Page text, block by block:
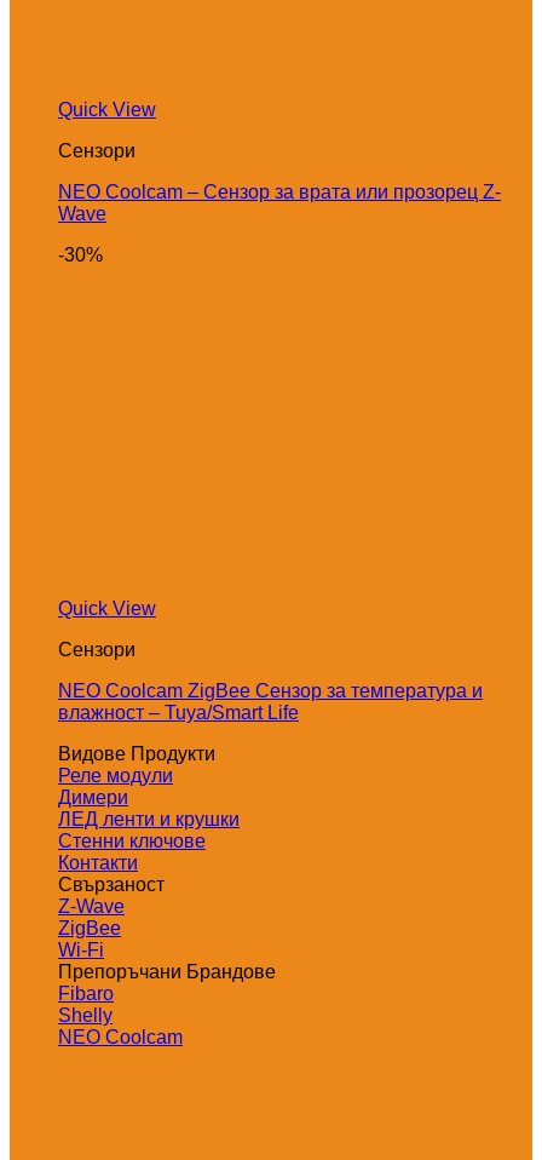
Quick View
Сензори
NEO Coolcam – Сензор за врата или прозорец Z-
Wave
-30%
Quick View
Сензори
NEO Coolcam ZigBee Сензор за температура и
влажност – Tuya/Smart Life
Видове Продукти
Реле модули
Димери
ЛЕД ленти и крушки
Стенни ключове
Контакти
Свързаност
Z-Wave
ZigBee
Wi-Fi
Препоръчани Брандове
Fibaro
Shelly
NEO Coolcam